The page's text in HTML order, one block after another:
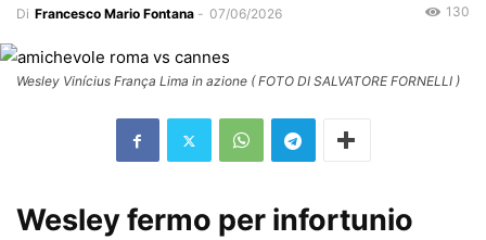
Di Francesco Mario Fontana - 07/06/2026 130
Wesley Vinícius França Lima in azione ( FOTO DI SALVATORE FORNELLI )
Wesley fermo per infortunio